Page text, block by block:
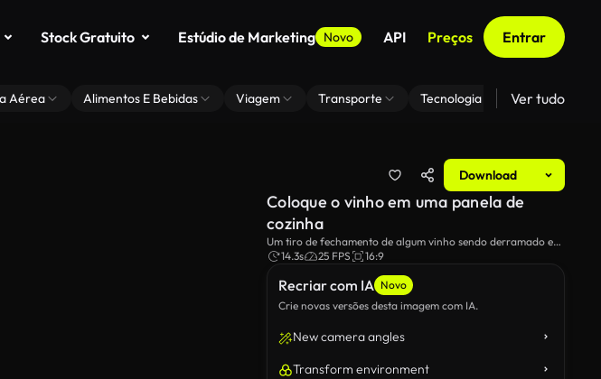
Stock Gratuito Estúdio de Marketing Novo API Preços Entrar
Aérea Alimentos E Bebidas Viagem Transporte Tecnologia Zoom De
Ver tudo
Download
Recriar com IA Novo
Crie novas versões desta imagem com IA.
New camera angles
Transform environment
Coloque o vinho em uma panela de
cozinha
Um tiro de fechamento de algum vinho sendo derramado em
uma panela cheia de vegetais, sobre um fogo ao ar livre.
14.3s 25 FPS 16:9